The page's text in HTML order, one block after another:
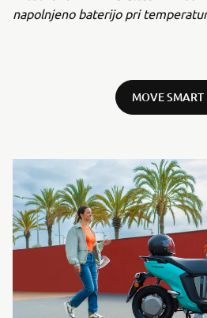
napolnjeno baterijo pri
MOVE SMART